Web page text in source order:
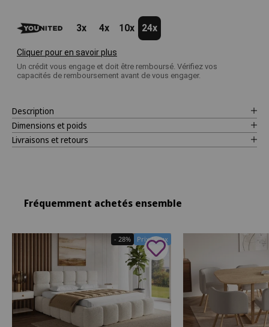
3x 4x 10x 24x
Cliquer pour en savoir plus
Un crédit vous engage et doit être remboursé. Vérifiez vos
capacités de remboursement avant de vous engager.
Description
Dimensions et poids
Livraisons et retours
Fréquemment achetés ensemble
Prix Doux
- 28%